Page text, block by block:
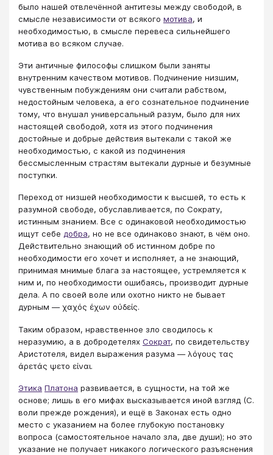
было нашей отвлечённой антитезы между свободой, в
смысле независимости от всякого мотива, и
необходимостью, в смысле перевеса сильнейшего
мотива во всяком случае.
Эти античные философы слишком были заняты
внутренним качеством мотивов. Подчинение низшим,
чувственным побуждениям они считали рабством,
недостойным человека, а его сознательное подчинение
тому, что внушал универсальный разум, было для них
настоящей свободой, хотя из этого подчинения
достойные и добрые действия вытекали с такой же
необходимостью, с какой из подчинения
бессмысленным страстям вытекали дурные и безумные
поступки.
Переход от низшей необходимости к высшей, то есть к
разумной свободе, обуславливается, по Сократу,
истинным знанием. Все с одинаковой необходимостью
ищут себе добра, но не все одинаково знают, в чём оно.
Действительно знающий об истинном добре по
необходимости его хочет и исполняет, а не знающий,
принимая мнимые блага за настоящее, устремляется к
ним и, по необходимости ошибаясь, производит дурные
дела. А по своей воле или охотно никто не бывает
дурным — χαχός έχων ούδείς.
Таким образом, нравственное зло сводилось к
неразумию, а в добродетелях Сократ, по свидетельству
Аристотеля, видел выражения разума — λόγους τας
άρετάς ψετο είναι.
Этика Платона развивается, в сущности, на той же
основе; лишь в его мифах высказывается иной взгляд (С.
воли прежде рождения), и ещё в Законах есть одно
место с указанием на более глубокую постановку
вопроса (самостоятельное начало зла, две души); но это
указание не получает никакого логического разъяснения